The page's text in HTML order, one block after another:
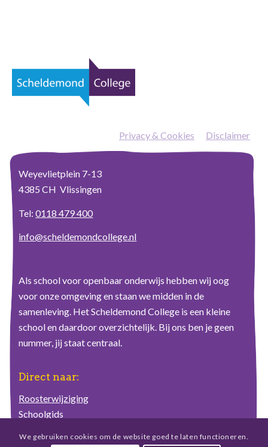
Privacy & Cookies Disclaimer
Weyevlietplein 7-13
4385 CH Vlissingen
Tel:0118 479 400
info@scheldemondcollege.nl
Als school voor openbaar onderwijs hebben wij oog
voor onze omgeving en staan we midden in de
samenleving. Het Scheldemond College is een kleine
school en daardoor overzichtelijk. Bij ons ben je geen
nummer, jij staat centraal.
Direct naar:
Roosterwijziging
Schoolgids
Ziekmelding
We gebruiken cookies om de website goed te laten functioneren.